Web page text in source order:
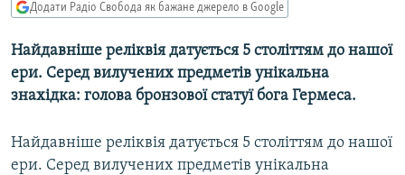
СВІТ
КИТАЙ.ВИКЛИКИ
МУЛЬТИМЕДІА
СПЕЦПРОЄКТИ
Додати Радіо Свобода як бажане джерело в Google
Найдавніше реліквія датується 5 століттям до нашої
ери. Серед вилучених предметів унікальна
знахідка: голова бронзової статуї бога Гермеса.
Найдавніше реліквія датується 5 століттям до нашої
ери. Серед вилучених предметів унікальна